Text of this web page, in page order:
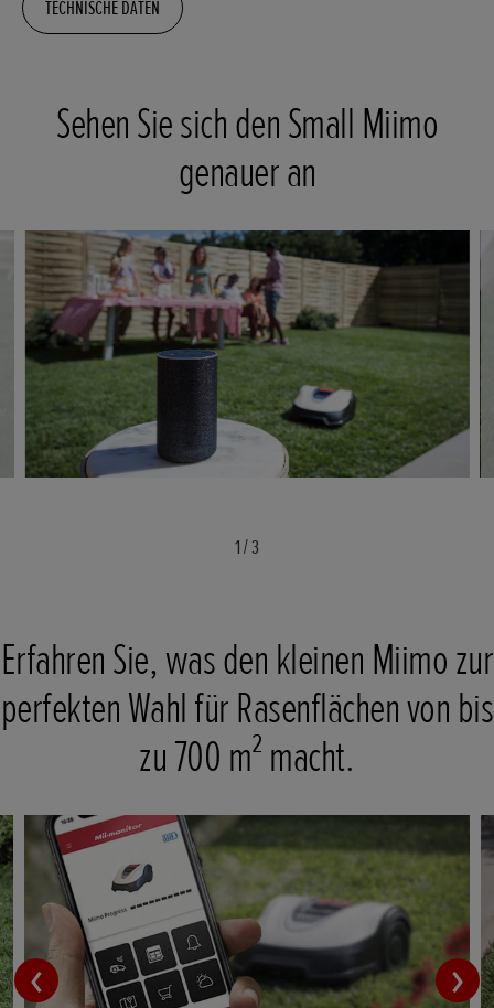
TECHNISCHE DATEN
Sehen Sie sich den Small Miimo
genauer an
1/3
Erfahren Sie, was den kleinen Miimo zur
perfekten Wahl für Rasenflächen von bis
zu 700 m² macht.